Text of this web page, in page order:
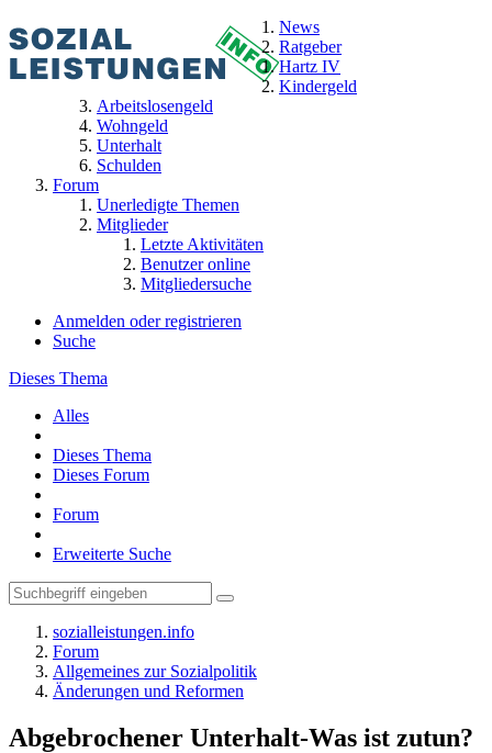
News
Ratgeber
Hartz IV
Kindergeld
Arbeitslosengeld
Wohngeld
Unterhalt
Schulden
Forum
Unerledigte Themen
Mitglieder
Letzte Aktivitäten
Benutzer online
Mitgliedersuche
Anmelden oder registrieren
Suche
Dieses Thema
Alles
Dieses Thema
Dieses Forum
Forum
Erweiterte Suche
sozialleistungen.info
Forum
Allgemeines zur Sozialpolitik
Änderungen und Reformen
Abgebrochener Unterhalt-Was ist zutun?